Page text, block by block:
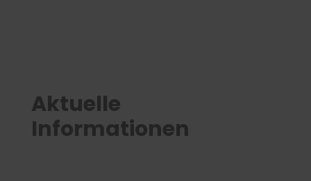
Aktuelle
Informationen